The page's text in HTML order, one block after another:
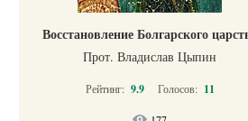
Восстановление Болгарского
Прот. Владислав Цыпин
Рейтинг: 9.9 Голосов: 11